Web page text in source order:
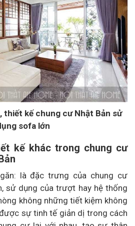
thiết kế chung cư Nhật Bản sử
sofa lớn
kế khác trong chung cư
là đặc trưng của chung cư
sử dụng của trượt hay hệ thống
không những tiết kiệm không
sự tinh tế giản dị trong cách